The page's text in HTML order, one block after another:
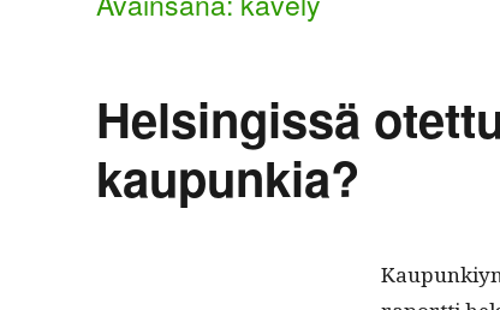
Helsingissä
kaupunkia?